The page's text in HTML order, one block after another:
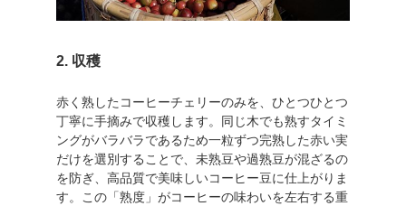
2. 収穫
赤く熟したコーヒーチェリーのみを、ひとつひとつ
丁寧に手摘みで収穫します。同じ木でも熟すタイミ
ングがバラバラであるため一粒ずつ完熟した赤い実
だけを選別することで、未熟豆や過熟豆が混ざるの
を防ぎ、高品質で美味しいコーヒー豆に仕上がりま
す。この「熟度」がコーヒーの味わいを左右する重